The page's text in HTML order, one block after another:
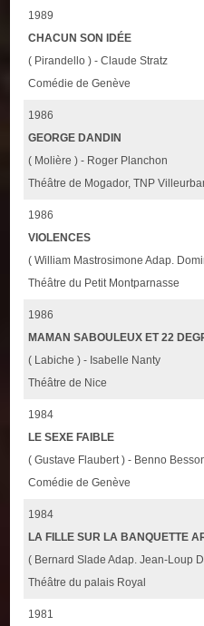
1989
CHACUN SON IDÉE
( Pirandello ) - Claude Stratz
Comédie de Genève
1986
GEORGE DANDIN
( Molière ) - Roger Planchon
Théâtre de Mogador, TNP
1986
VIOLENCES
( William Mastrosimone Adap.
Théâtre du Petit Montparnasse
1986
MAMAN SABOULEUX ET 22
( Labiche ) - Isabelle Nanty
Théâtre de Nice
1984
LE SEXE FAIBLE
( Gustave Flaubert ) - Benno
Comédie de Genève
1984
LA FILLE SUR LA BANQUETTE
( Bernard Slade Adap. Jean-Loup
Théâtre du palais Royal
1981